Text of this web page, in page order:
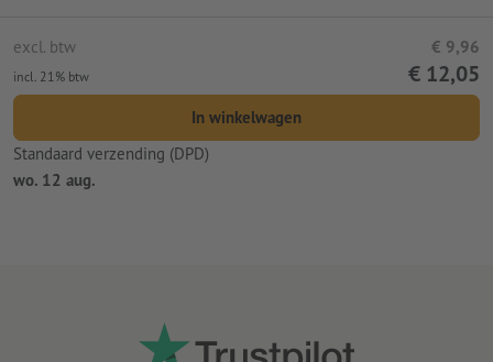
excl. btw € 9,96
incl. 21% btw € 12,05
In winkelwagen
Standaard verzending (DPD)
wo. 12 aug.